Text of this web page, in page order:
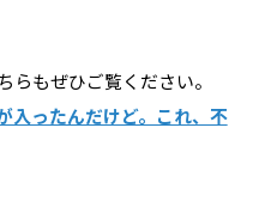
らもぜひご覧ください。
入ったんだけど。これ、不